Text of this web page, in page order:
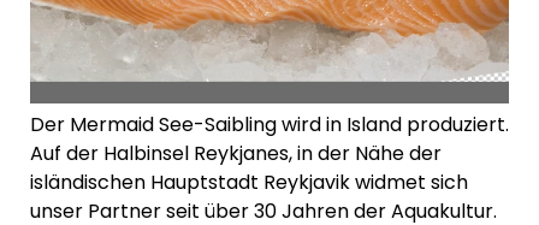
Der Mermaid See-Saibling wird in Island produziert.
Auf der Halbinsel Reykjanes, in der Nähe der
isländischen Hauptstadt Reykjavik widmet sich
unser Partner seit über 30 Jahren der Aquakultur.